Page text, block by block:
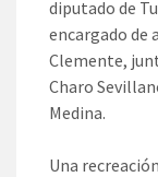
diputado de
encargado de
Clemente,
Charo
Medina.
Una